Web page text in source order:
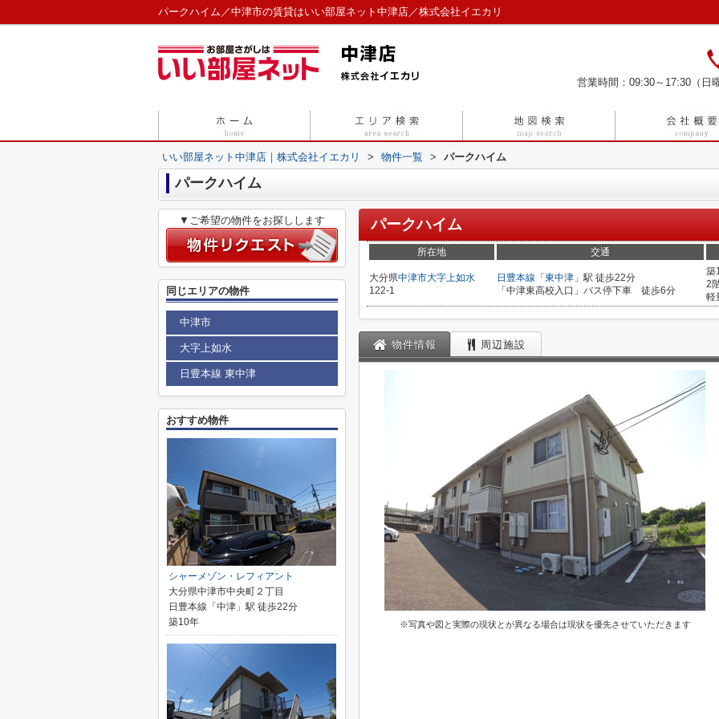
パークハイム／中津市の賃貸はいい部屋ネット中津店／株式会社イエカリ
営業時間：09:30～17:30（日
いい部屋ネット中津店｜株式会社イエカリ > 物件一覧 > パークハイム
パークハイム
パークハイム
所在地 交通
大分県中津市大字上如水
122-1
日豊本線 「 東中津 」駅 徒歩22分
「中津東高校入口」バス停下車 徒歩6分
築
2
軽
物件情報 周辺施設
※写真や図と実際の現状とが異なる場合は現状を優先させていただきます
▼ご希望の物件をお探しします
同じエリアの物件
中津市
大字上如水
日豊本線 東中津
おすすめ物件
シャーメゾン・レフィアント
大分県中津市中央町２丁目
日豊本線「中津」駅 徒歩22分
築10年